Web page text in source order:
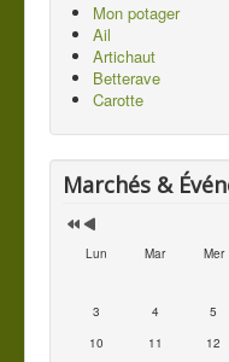
Mon potager
Ail
Artichaut
Betterave
Carotte
Marchés &
Lun Mar Mer
3
4 5
10
11 12